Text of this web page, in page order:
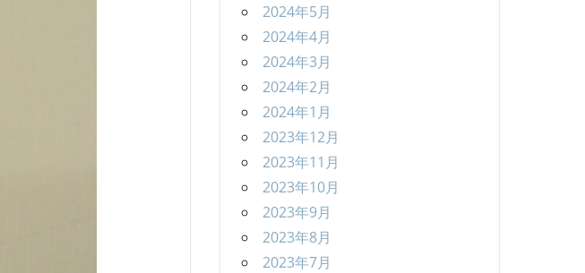
2024年5月
2024年4月
2024年3月
2024年2月
2024年1月
2023年12月
2023年11月
2023年10月
2023年9月
2023年8月
2023年7月